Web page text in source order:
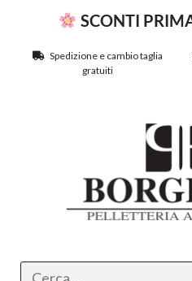
SCONTI
Spedizione e cambio taglia
gratuiti